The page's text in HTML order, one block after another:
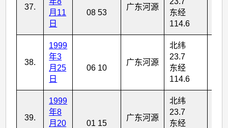
37.
月11
日
08 53
广东河源
东经
114.6
38.
1999
年3
月25
日
06 10
广东河源
北纬
23.7
东经
114.6
39.
1999
年8
月20
01 15
广东河源
北纬
23.7
东经